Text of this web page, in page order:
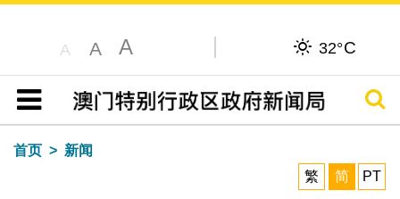
A A A 32°C
目录
搜寻
首页
新闻
繁
简 PT